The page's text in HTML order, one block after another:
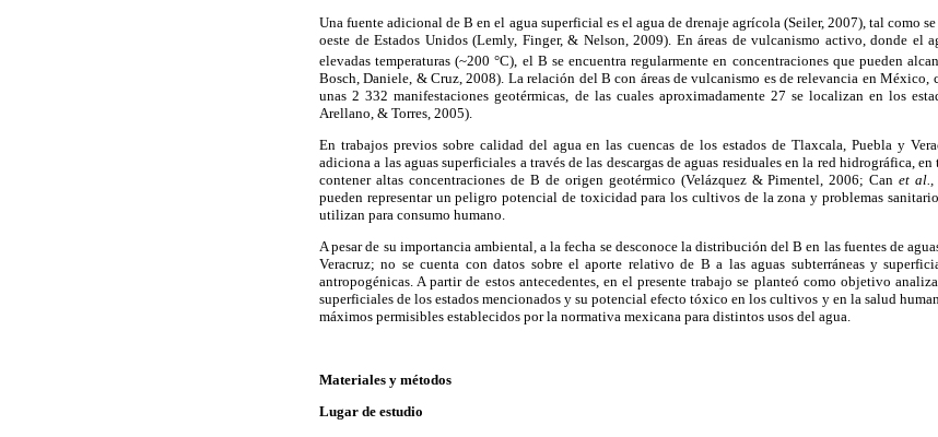
Una fuente adicional de B en el agua superficial es el agua de drenaje agrícola (Seiler, 2007), tal como
oeste de Estados Unidos (Lemly, Finger, & Nelson, 2009). En áreas de vulcanismo activo, donde el
elevadas temperaturas (~200 °C), el B se encuentra regularmente en concentraciones que pueden
Bosch, Daniele, & Cruz, 2008). La relación del B con áreas de vulcanismo es de relevancia en México,
unas 2 332 manifestaciones geotérmicas, de las cuales aproximadamente 27 se localizan en los
Arellano, & Torres, 2005).
En trabajos previos sobre calidad del agua en las cuencas de los estados de Tlaxcala, Puebla y
adiciona a las aguas superficiales a través de las descargas de aguas residuales en la red hidrográfica,
contener altas concentraciones de B de origen geotérmico (Velázquez & Pimentel, 2006; Canet al.,
pueden representar un peligro potencial de toxicidad para los cultivos de la zona y problemas
utilizan para consumo humano.
A pesar de su importancia ambiental, a la fecha se desconoce la distribución del B en las fuentes de
Veracruz; no se cuenta con datos sobre el aporte relativo de B a las aguas subterráneas y
antropogénicas. A partir de estos antecedentes, en el presente trabajo se planteó como objetivo
superficiales de los estados mencionados y su potencial efecto tóxico en los cultivos y en la salud
máximos permisibles establecidos por la normativa mexicana para distintos usos del agua.
Materiales y métodos
Lugar de estudio